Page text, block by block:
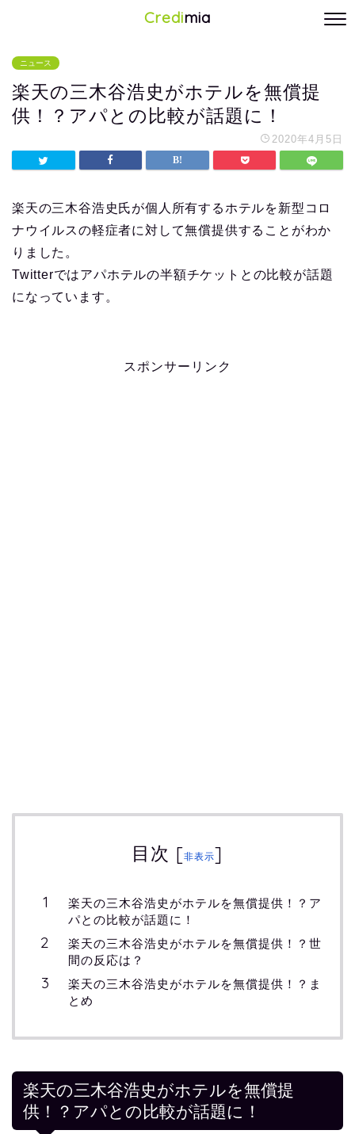
Credimia
ニュース
楽天の三木谷浩史がホテルを無償提
供！？アパとの比較が話題に！
2020年4月5日
楽天の三木谷浩史氏が個人所有するホテルを新型コロ
ナウイルスの軽症者に対して無償提供することがわか
りました。
Twitterではアパホテルの半額チケットとの比較が話題
になっています。
スポンサーリンク
目次 [非表示]
楽天の三木谷浩史がホテルを無償提供！？ア
パとの比較が話題に！
楽天の三木谷浩史がホテルを無償提供！？世
間の反応は？
楽天の三木谷浩史がホテルを無償提供！？ま
とめ
楽天の三木谷浩史がホテルを無償提
供！？アパとの比較が話題に！